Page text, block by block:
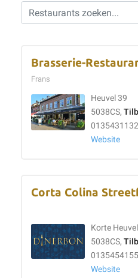
Brasserie-
Frans
Heuvel 39
5038CS,
0135431132
Website
Corta Colina
Korte
5038CS,
0135454155
Website